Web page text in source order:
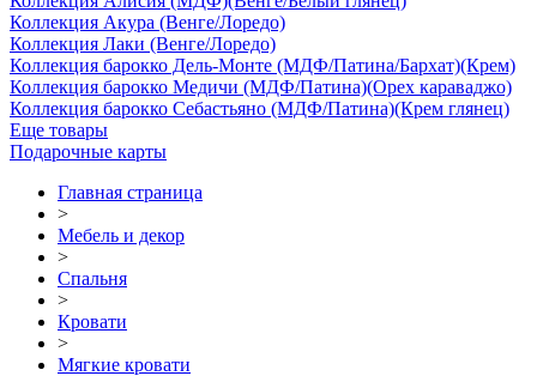
Коллекция Акура (Венге/Лоредо)
Коллекция Лаки (Венге/Лоредо)
Коллекция барокко Дель-Монте (МДФ/Патина/Бархат)(Крем)
Коллекция барокко Медичи (МДФ/Патина)(Орех караваджо)
Коллекция барокко Себастьяно (МДФ/Патина)(Крем глянец)
Еще товары
Подарочные карты
Главная страница
>
Мебель и декор
>
Спальня
>
Кровати
>
Мягкие кровати